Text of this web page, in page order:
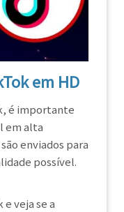
em HD
é importante
em alta
enviados para
possível.
e veja se a